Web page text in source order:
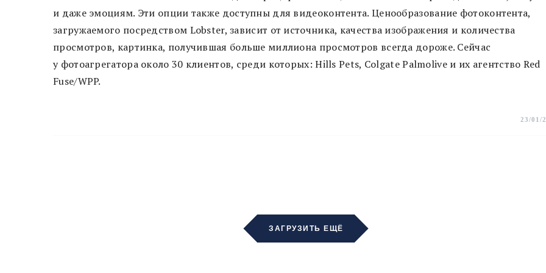
и даже эмоциям. Эти опции также доступны для видеоконтента. Ценообразование фотоконтента,
загружаемого посредством Lobster, зависит от источника, качества изображения и количества
просмотров, картинка, получившая больше миллиона просмотров всегда дороже. Сейчас
у фотоагрегатора около 30 клиентов, среди которых: Hills Pets, Colgate Palmolive и их агентство Red
Fuse/WPP.
23/01/
ЗАГРУЗИТЬ ЕЩЁ